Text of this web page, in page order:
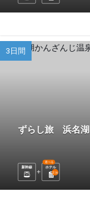
3日間
ずらし旅 浜名湖
新幹線 ホテル
選べる
2泊